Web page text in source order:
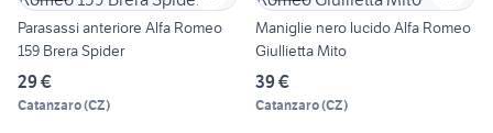
Parasassi anteriore Alfa Romeo
159 Brera Spider
29 €
Catanzaro(CZ)
Maniglie nero lucido Alfa Romeo
Giullietta Mito
39 €
Catanzaro(CZ)